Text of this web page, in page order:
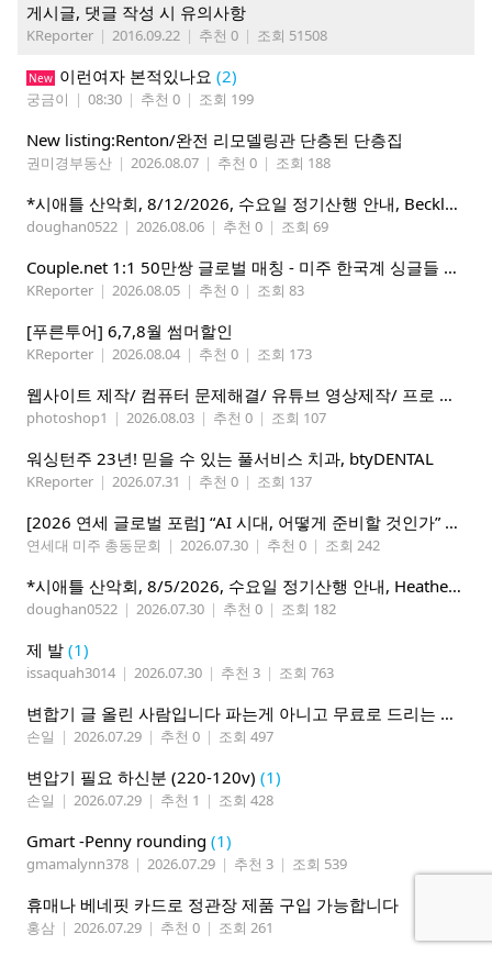
게시글, 댓글 작성 시 유의사항
KReporter | 2016.09.22 | 추천 0 | 조회 51508
New 이런여자 본적있나요 (2)
궁금이 | 08:30 | 추천 0 | 조회 199
New listing:Renton/완전 리모델링관 단층된 단층집
권미경부동산 | 2026.08.07 | 추천 0 | 조회 188
*시애틀 산악회, 8/12/2026, 수요일 정기산행 안내, Beckler Peak*
doughan0522 | 2026.08.06 | 추천 0 | 조회 69
Couple.net 1:1 50만쌍 글로벌 매칭 - 미주 한국계 싱글들 모이세요
KReporter | 2026.08.05 | 추천 0 | 조회 83
[푸른투어] 6,7,8월 썸머할인
KReporter | 2026.08.04 | 추천 0 | 조회 173
웹사이트 제작/ 컴퓨터 문제해결/ 유튜브 영상제작/ 프로 사진촬영
photoshop1 | 2026.08.03 | 추천 0 | 조회 107
워싱턴주 23년! 믿을 수 있는 풀서비스 치과, btyDENTAL
KReporter | 2026.07.31 | 추천 0 | 조회 137
[2026 연세 글로벌 포럼] “AI 시대, 어떻게 준비할 것인가” 8월 7-10일 벨뷰 개최
연세대 미주 총동문회 | 2026.07.30 | 추천 0 | 조회 242
*시애틀 산악회, 8/5/2026, 수요일 정기산행 안내, Heather Lake*
doughan0522 | 2026.07.30 | 추천 0 | 조회 182
제 발 (1)
issaquah3014 | 2026.07.30 | 추천 3 | 조회 763
변합기 글 올린 사람입니다 파는게 아니고 무료로 드리는 겁니다 필요하신분 연락처 남겨주시면 됩니다
손일 | 2026.07.29 | 추천 0 | 조회 497
변압기 필요 하신분 (220-120v) (1)
손일 | 2026.07.29 | 추천 1 | 조회 428
Gmart -Penny rounding (1)
gmamalynn378 | 2026.07.29 | 추천 3 | 조회 539
휴매나 베네핏 카드로 정관장 제품 구입 가능합니다
홍삼 | 2026.07.29 | 추천 0 | 조회 261